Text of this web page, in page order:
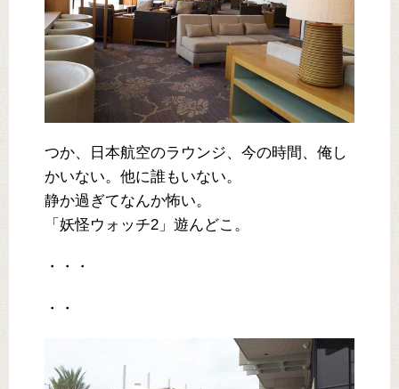
つか、日本航空のラウンジ、今の時間、俺し
かいない。他に誰もいない。
静か過ぎてなんか怖い。
「妖怪ウォッチ2」遊んどこ。
・・・
・・